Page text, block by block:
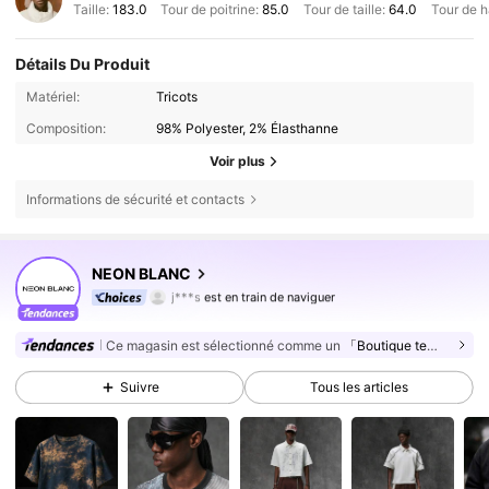
Taille: 183.0 Tour de poitrine:85.0 Tour de taille: 64.0 Tour de
Détails Du Produit
Matériel:
Tricots
Composition:
98% Polyester, 2% Élasthanne
Voir plus
Informations de sécurité et contacts
NEON BLANC
j***sest en train de naviguer
4,79
157K Suiveurs
4,79 157K Suiveurs
4,79 157K Suiveurs
4,79 157K Suiveurs
4,79 157K Suiveurs
Ce magasin est sélectionné comme un 「Boutique tendance」
Suivre Tous les articles